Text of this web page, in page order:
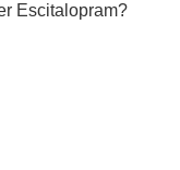
Escitalopram?